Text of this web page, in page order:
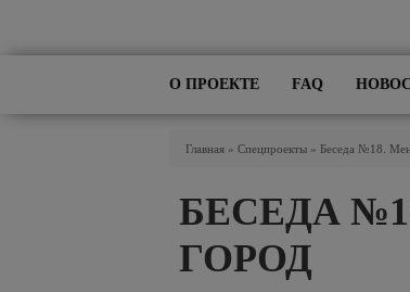
О ПРОЕКТЕ FAQ
Главная » Спецпроекты » Беседа №18.
БЕСЕДА
ГОРОД